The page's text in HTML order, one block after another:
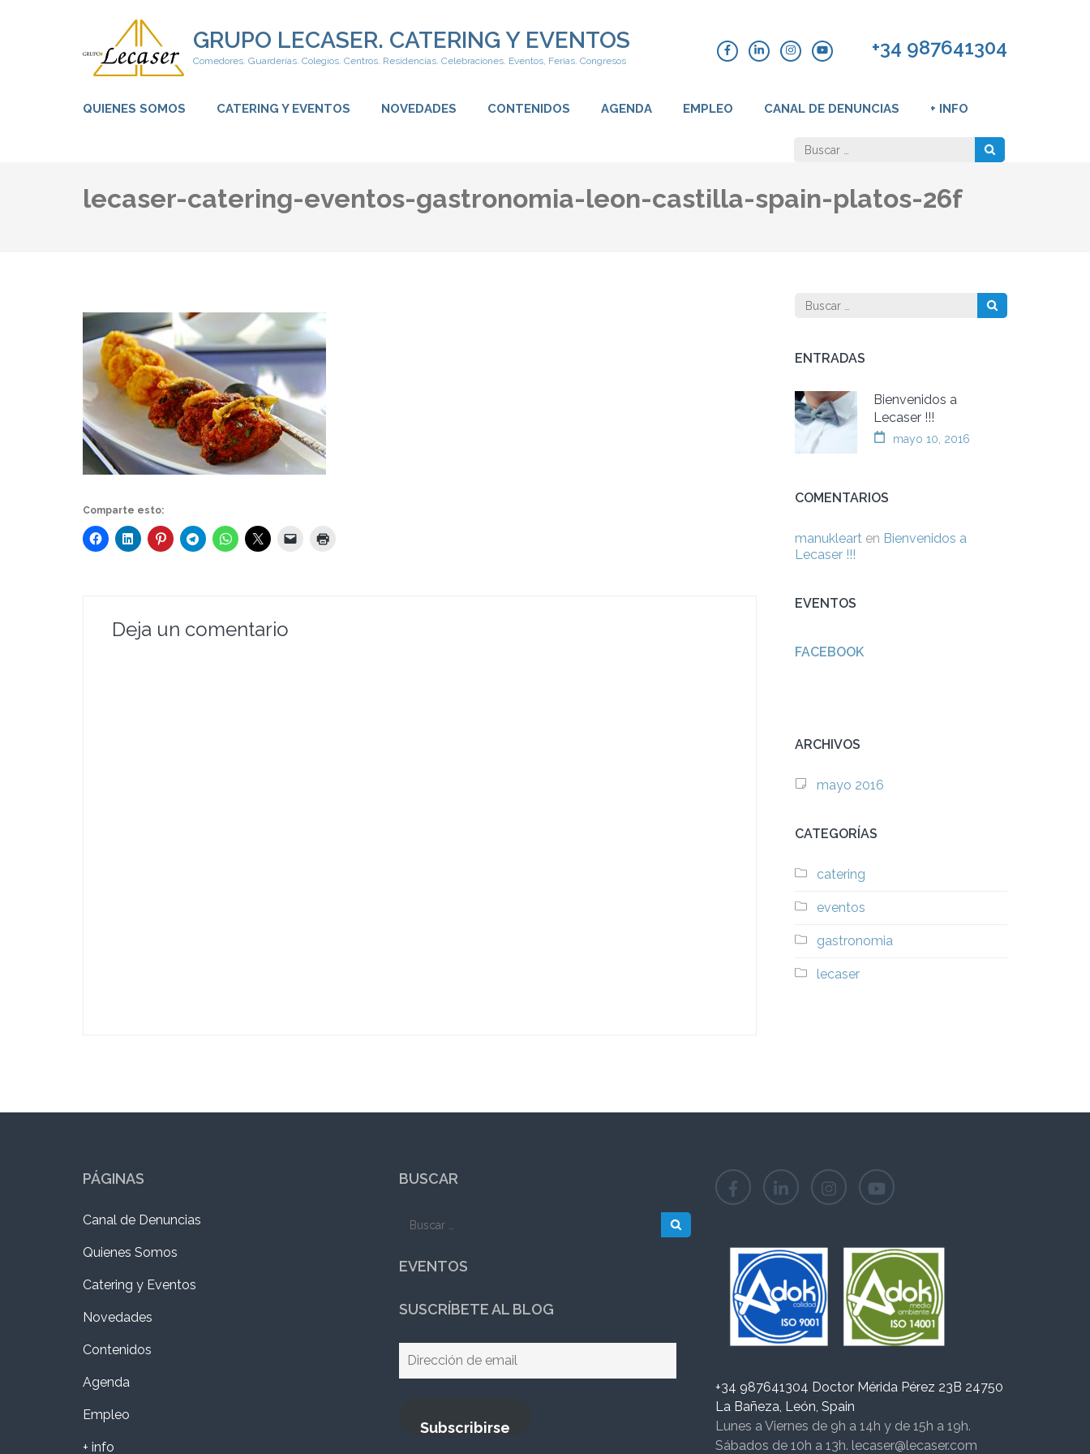
GRUPO LECASER. CATERING Y EVENTOS
Comedores. Guarderías. Colegios. Centros. Residencias. Celebraciones. Eventos, Ferias. Congresos
+34 987641304
QUIENES SOMOS CATERING Y EVENTOS NOVEDADES CONTENIDOS AGENDA EMPLEO CANAL DE DENUNCIAS + INFO
Buscar:
lecaser-catering-eventos-gastronomia-leon-castilla-spain-platos-26f
Comparte esto:
Deja un comentario
Buscar:
ENTRADAS
Bienvenidos a
Lecaser !!!
mayo 10, 2016
COMENTARIOS
manuklearten Bienvenidos a
Lecaser !!!
EVENTOS
FACEBOOK
ARCHIVOS
mayo 2016
CATEGORÍAS
catering
eventos
gastronomia
lecaser
PÁGINAS
Canal de Denuncias
Quienes Somos
Catering y Eventos
Novedades
Contenidos
Agenda
Empleo
+ info
BUSCAR
Buscar:
EVENTOS
SUSCRÍBETE AL BLOG
Dirección
Subscribirse
+34 987641304 Doctor Mérida Pérez 23B 24750
La Bañeza, León, Spain
Lunes a Viernes de 9h a 14h y de 15h a 19h.
Sábados de 10h a 13h. lecaser@lecaser.com